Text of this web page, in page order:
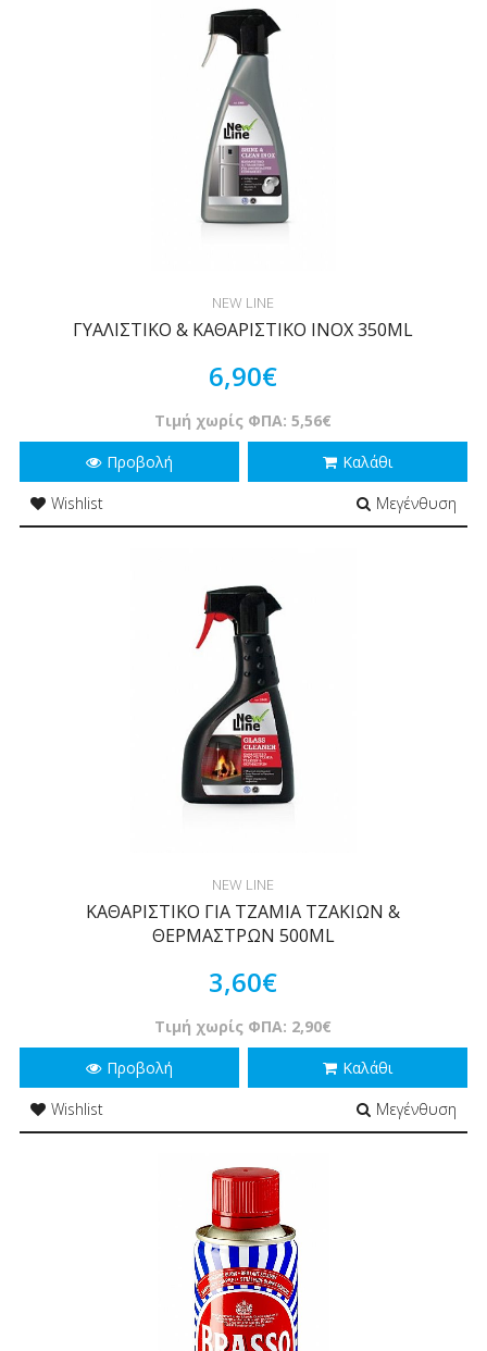
NEW LINE
ΓΥΑΛΙΣΤΙΚΟ & ΚΑΘΑΡΙΣΤΙΚΟ ΙΝΟΧ 350ML
6,90€
Τιμή χωρίς ΦΠΑ: 5,56€
Προβολή
Καλάθι
Wishlist
Μεγένθυση
NEW LINE
ΚΑΘΑΡΙΣΤΙΚΟ ΓΙΑ ΤΖΑΜΙΑ ΤΖΑΚΙΩΝ &
ΘΕΡΜΑΣΤΡΩΝ 500ML
3,60€
Τιμή χωρίς ΦΠΑ: 2,90€
Προβολή
Καλάθι
Wishlist
Μεγένθυση